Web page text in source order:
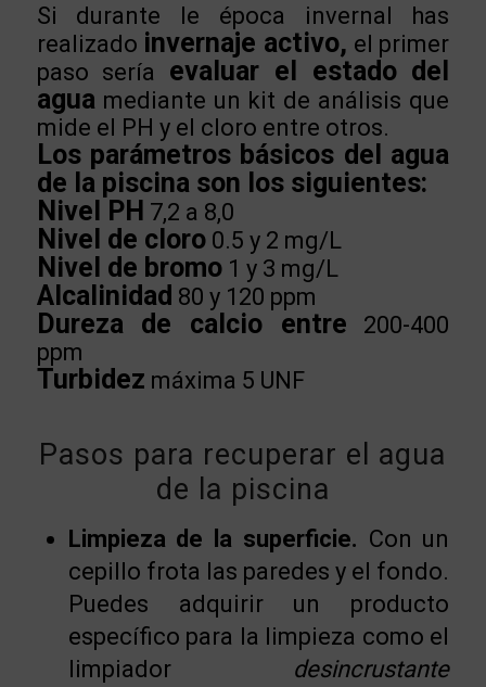
Si durante le época invernal has
realizado invernaje activo, el primer
paso sería evaluar el estado del
agua mediante un kit de análisis que
mide el PH y el cloro entre otros.
Los parámetros básicos del agua
de la piscina son los siguientes:
Nivel PH 7,2 a 8,0
Nivel de cloro0.5 y 2 mg/L
Nivel de bromo1 y 3 mg/L
Alcalinidad 80 y 120 ppm
Dureza de calcio entre 200-400
ppm
Turbidez máxima 5 UNF
Pasos para recuperar el agua
de la piscina
Limpieza de la superficie. Con un
cepillo frota las paredes y el fondo.
Puedes adquirir un producto
específico para la limpieza como el
limpiador desincrustante